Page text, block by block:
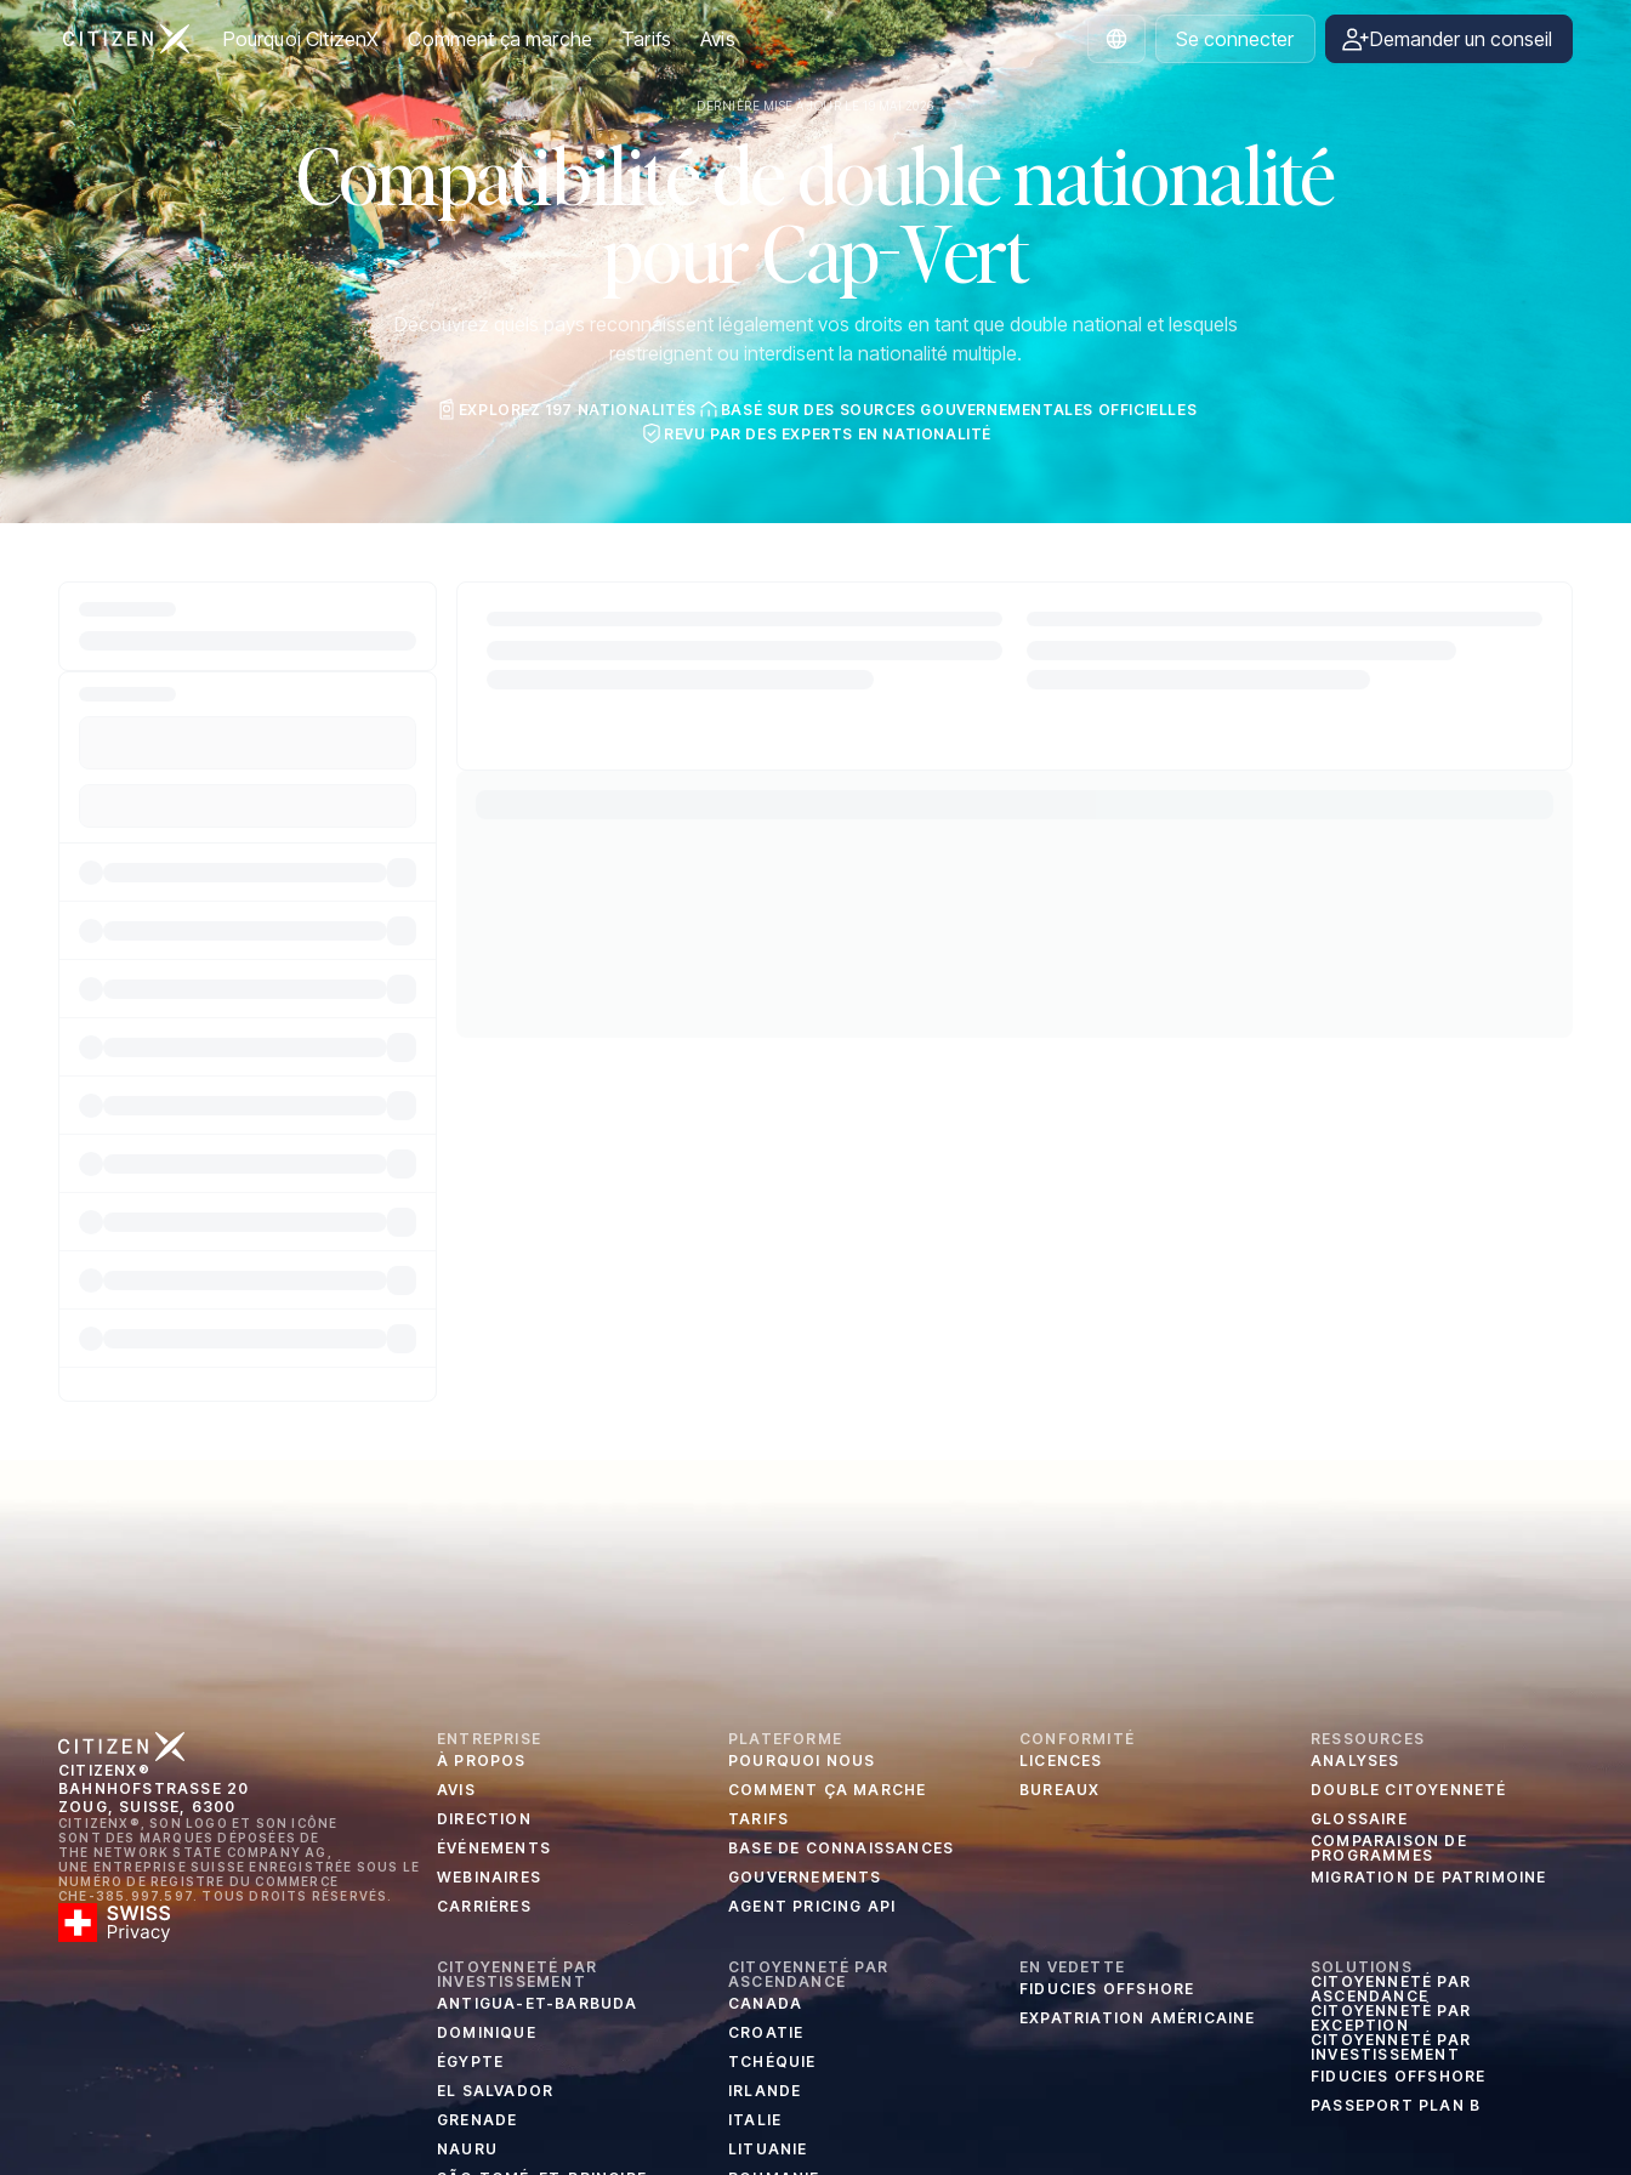
Aller à la page d'accueil de CitizenX
Pourquoi CitizenX Comment ça marche Tarifs Avis
French
Se connecter Demander un conseil
DERNIÈRE MISE À JOUR LE 19 MAI 2026
Compatibilité de double nationalité
pour Cap-Vert
Découvrez quels pays reconnaissent légalement vos droits en tant que double national et lesquels
restreignent ou interdisent la nationalité multiple.
EXPLOREZ 197 NATIONALITÉS
BASÉ SUR DES SOURCES GOUVERNEMENTALES OFFICIELLES
REVU PAR DES EXPERTS EN NATIONALITÉ
CITIZENX®
BAHNHOFSTRASSE 20
ZOUG, SUISSE, 6300
CITIZENX®, SON LOGO ET SON ICÔNE
SONT DES MARQUES DÉPOSÉES DE
THE NETWORK STATE COMPANY AG,
UNE ENTREPRISE SUISSE ENREGISTRÉE SOUS LE
NUMÉRO DE REGISTRE DU COMMERCE
CHE-385.997.597. TOUS DROITS RÉSERVÉS.
ENTREPRISE
À PROPOS
AVIS
DIRECTION
ÉVÉNEMENTS
WEBINAIRES
CARRIÈRES
PLATEFORME
POURQUOI NOUS
COMMENT ÇA MARCHE
TARIFS
BASE DE CONNAISSANCES
GOUVERNEMENTS
AGENT PRICING API
CONFORMITÉ
LICENCES
BUREAUX
RESSOURCES
ANALYSES
DOUBLE CITOYENNETÉ
GLOSSAIRE
COMPARAISON DE
PROGRAMMES
MIGRATION DE PATRIMOINE
CITOYENNETÉ PAR
INVESTISSEMENT
ANTIGUA-ET-BARBUDA
DOMINIQUE
ÉGYPTE
EL SALVADOR
GRENADE
NAURU
CITOYENNETÉ PAR
ASCENDANCE
CANADA
CROATIE
TCHÉQUIE
IRLANDE
ITALIE
LITUANIE
EN VEDETTE
FIDUCIES OFFSHORE
EXPATRIATION AMÉRICAINE
SOLUTIONS
CITOYENNETÉ PAR
ASCENDANCE
CITOYENNETÉ PAR
EXCEPTION
CITOYENNETÉ PAR
INVESTISSEMENT
FIDUCIES OFFSHORE
PASSEPORT PLAN B